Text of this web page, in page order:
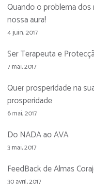
Quando o problema
nossa aura!
4 juin, 2017
Ser Terapeuta e
7 mai, 2017
Quer prosperidade na
prosperidade
6 mai, 2017
Do NADA ao AVA
3 mai, 2017
FeedBack de Almas
30 avril, 2017